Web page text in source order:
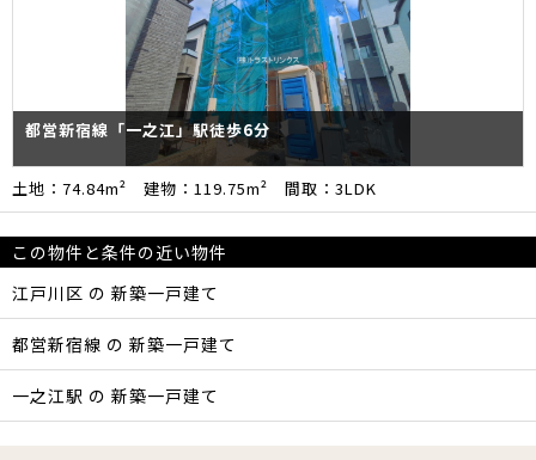
都営新宿線「一之江」駅徒歩6分
土地：74.84m² 建物：119.75m² 間取：3LDK
この物件と条件の近い物件
江戸川区 の 新築一戸建て
都営新宿線 の 新築一戸建て
一之江駅 の 新築一戸建て